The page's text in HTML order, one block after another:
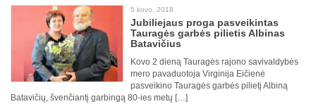
5 kovo, 2018
Jubiliejaus proga pasveikintas
Tauragės garbės pilietis Albinas
Batavičius
Kovo 2 dieną Tauragės rajono savivaldybės
mero pavaduotoja Virginija Eičienė
pasveikino Tauragės garbės pilietį Albiną
Batavičių, švenčiantį garbingą 80-ies metų […]